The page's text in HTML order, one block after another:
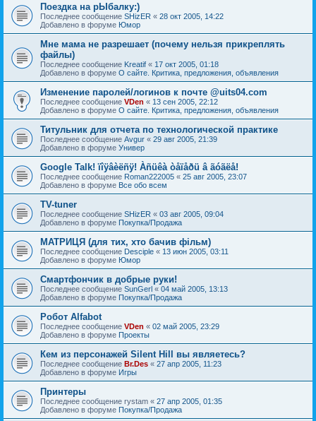
Поездка на рЫбалку:)
Последнее сообщение SHizER « 28 окт 2005, 14:22
Добавлено в форуме Юмор
Мне мама не разрешает (почему нельзя прикреплять
файлы)
Последнее сообщение Kreatif « 17 окт 2005, 01:18
Добавлено в форуме О сайте. Критика, предложения, объявления
Изменение паролей/логинов к почте @uits04.com
Последнее сообщение VDen « 13 сен 2005, 22:12
Добавлено в форуме О сайте. Критика, предложения, объявления
Титульник для отчета по технологической практике
Последнее сообщение Avgur « 29 авг 2005, 21:39
Добавлено в форуме Универ
Google Talk! ïîÿâèëñÿ! Àñüêà òåïåðü â ãóãëå!
Последнее сообщение Roman222005 « 25 авг 2005, 23:07
Добавлено в форуме Все обо всем
TV-tuner
Последнее сообщение SHizER « 03 авг 2005, 09:04
Добавлено в форуме Покупка/Продажа
МАТРИЦЯ (для тих, хто бачив фільм)
Последнее сообщение Desciple « 13 июн 2005, 03:11
Добавлено в форуме Юмор
Смартфончик в добрые руки!
Последнее сообщение SunGerl « 04 май 2005, 13:13
Добавлено в форуме Покупка/Продажа
Робот Alfabot
Последнее сообщение VDen « 02 май 2005, 23:29
Добавлено в форуме Проекты
Кем из персонажей Silent Hill вы являетесь?
Последнее сообщение Br.Des « 27 апр 2005, 11:23
Добавлено в форуме Игры
Принтеры
Последнее сообщение rystam « 27 апр 2005, 01:35
Добавлено в форуме Покупка/Продажа